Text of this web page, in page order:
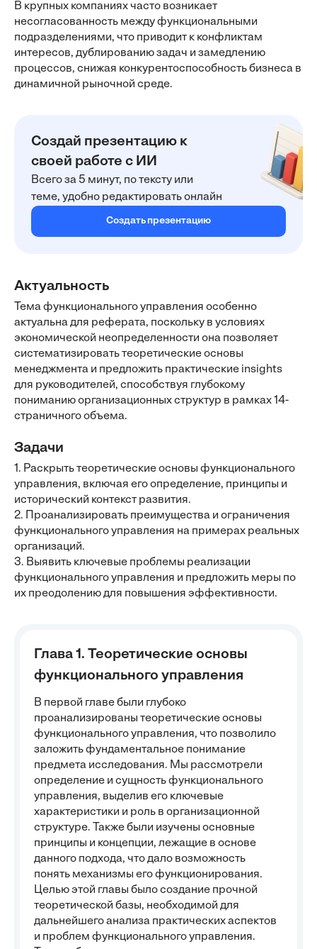
В крупных компаниях часто возникает
несогласованность между функциональными
подразделениями, что приводит к конфликтам
интересов, дублированию задач и замедлению
процессов, снижая конкурентоспособность бизнеса в
динамичной рыночной среде.
Создай презентацию к
своей работе с ИИ
Всего за 5 минут, по тексту или
теме, удобно редактировать онлайн
Создать презентацию
Актуальность
Тема функционального управления особенно
актуальна для реферата, поскольку в условиях
экономической неопределенности она позволяет
систематизировать теоретические основы
менеджмента и предложить практические insights
для руководителей, способствуя глубокому
пониманию организационных структур в рамках 14-
страничного объема.
Задачи
1. Раскрыть теоретические основы функционального
управления, включая его определение, принципы и
исторический контекст развития.
2. Проанализировать преимущества и ограничения
функционального управления на примерах реальных
организаций.
3. Выявить ключевые проблемы реализации
функционального управления и предложить меры по
их преодолению для повышения эффективности.
Глава 1. Теоретические основы
функционального управления
В первой главе были глубоко
проанализированы теоретические основы
функционального управления, что позволило
заложить фундаментальное понимание
предмета исследования. Мы рассмотрели
определение и сущность функционального
управления, выделив его ключевые
характеристики и роль в организационной
структуре. Также были изучены основные
принципы и концепции, лежащие в основе
данного подхода, что дало возможность
понять механизмы его функционирования.
Целью этой главы было создание прочной
теоретической базы, необходимой для
дальнейшего анализа практических аспектов
и проблем функционального управления.